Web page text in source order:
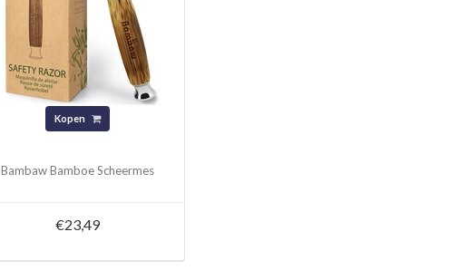
Kopen
Bambaw Bamboe Scheermes
€23,49